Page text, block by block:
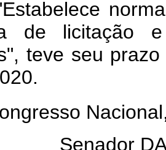
de licitação
teve seu
Senador